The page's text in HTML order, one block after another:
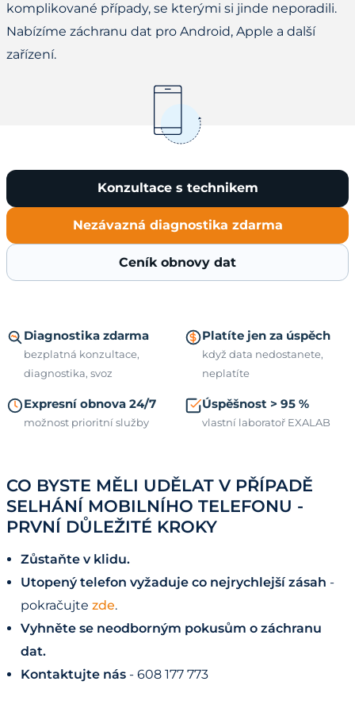
komplikované případy, se kterými si jinde neporadili.
Nabízíme záchranu dat pro Android, Apple a další
zařízení.
Konzultace s technikem
Nezávazná diagnostika zdarma
Ceník obnovy dat
Diagnostika zdarma
bezplatná konzultace,
diagnostika, svoz
Platíte jen za úspěch
když data nedostanete,
neplatíte
Expresní obnova 24/7
možnost prioritní služby
Úspěšnost > 95 %
vlastní laboratoř EXALAB
CO BYSTE MĚLI UDĚLAT V PŘÍPADĚ
SELHÁNÍ MOBILNÍHO TELEFONU -
PRVNÍ DŮLEŽITÉ KROKY
Zůstaňte v klidu.
Utopený telefon vyžaduje co nejrychlejší zásah -
pokračujte zde.
Vyhněte se neodborným pokusům o záchranu
dat.
Kontaktujte nás - 608 177 773